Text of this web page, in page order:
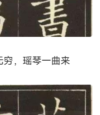
穷，瑶琴一曲来